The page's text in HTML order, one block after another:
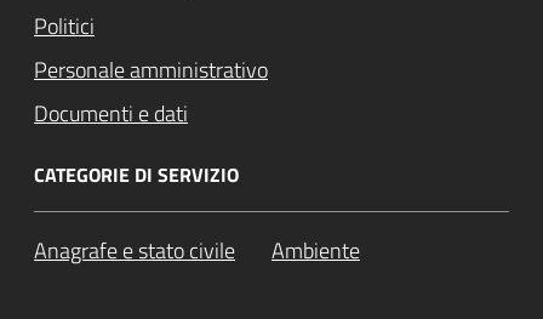
Politici
Personale amministrativo
Documenti e dati
CATEGORIE DI SERVIZIO
Anagrafe e stato civile Ambiente